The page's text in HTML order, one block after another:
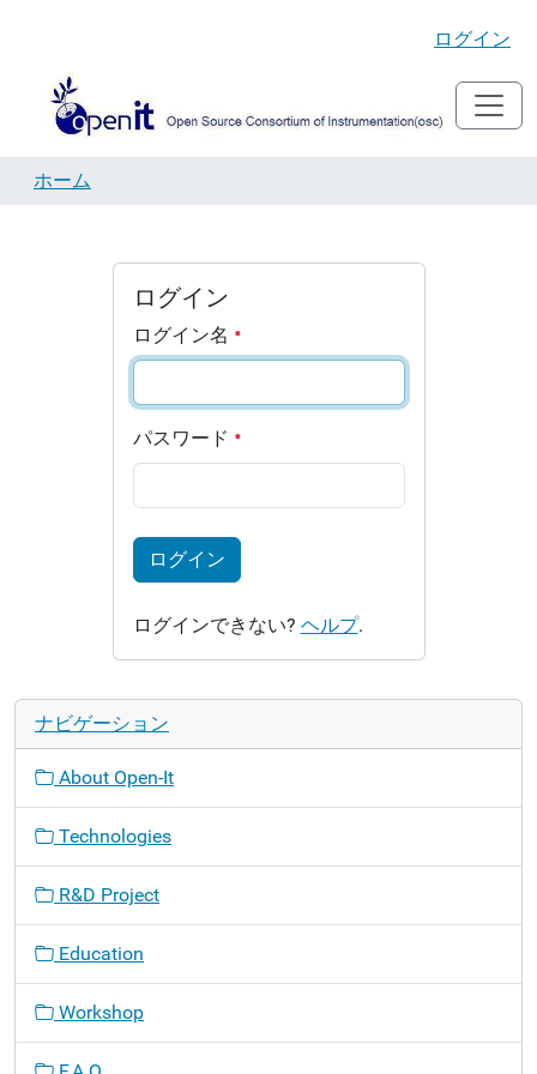
ログイン
ホーム
ログイン
ログイン名
パスワード
ログイン
ログインできない? ヘルプ.
ナビゲーション
About Open-It
Technologies
R&D Project
Education
Workshop